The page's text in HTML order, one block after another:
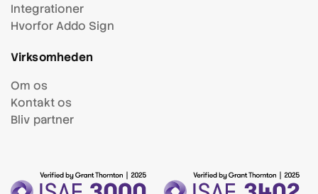
Integrationer
Hvorfor Addo Sign
Virksomheden
Om os
Kontakt os
Bliv partner